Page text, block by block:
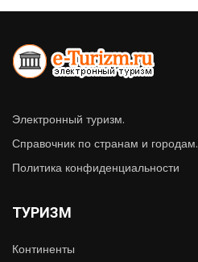
Электронный туризм.
Справочник по странам и городам.
Политика конфиденциальности
ТУРИЗМ
Континенты